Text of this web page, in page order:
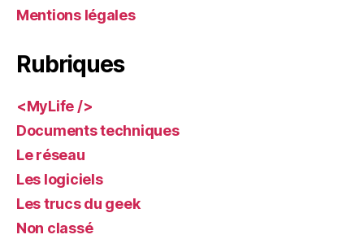
Mentions légales
Rubriques
<MyLife />
Documents techniques
Le réseau
Les logiciels
Les trucs du geek
Non classé